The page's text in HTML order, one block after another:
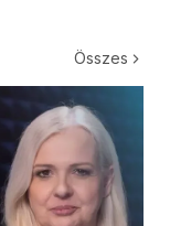
Összes